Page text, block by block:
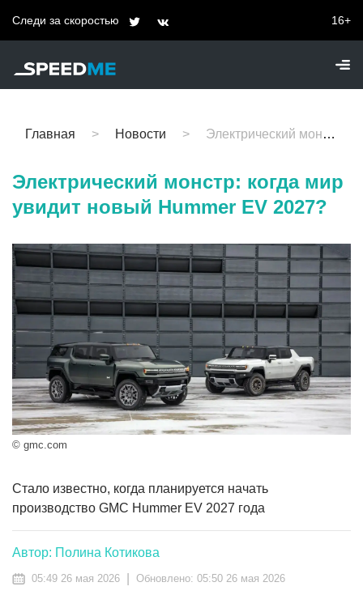
Следи за скоростью 16+
Главная Новости Электрический монстр: когда мир увидит новый Hummer EV 2027?
Электрический монстр: когда мир
увидит новый Hummer EV 2027?
© gmc.com
Стало известно, когда планируется начать
производство GMC Hummer EV 2027 года
Автор: Полина Котикова
05:49 26 мая 2026 Обновлено: 05:50 26 мая 2026